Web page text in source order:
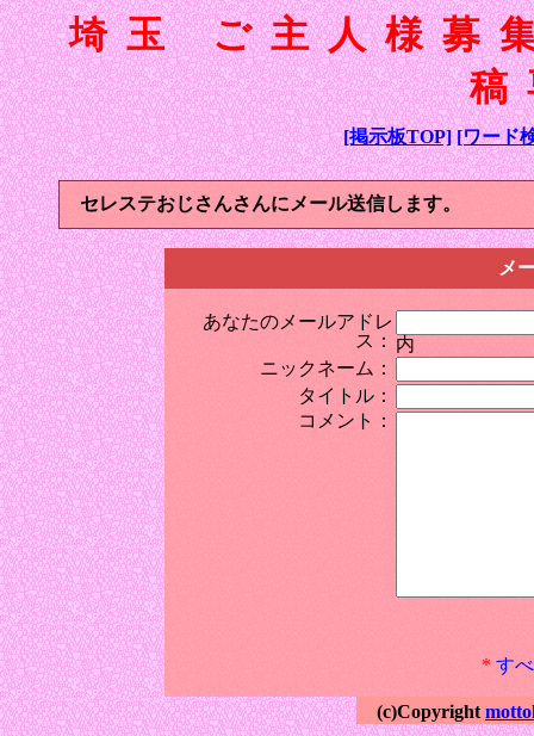
埼玉 ご主人様募
[掲示板TOP] [ワード
セレステおじさんさんにメール送信します。
メ
あなたのメールアドレ
ス： 内
ニックネーム：
タイトル：
コメント：
* す
(c)Copyright